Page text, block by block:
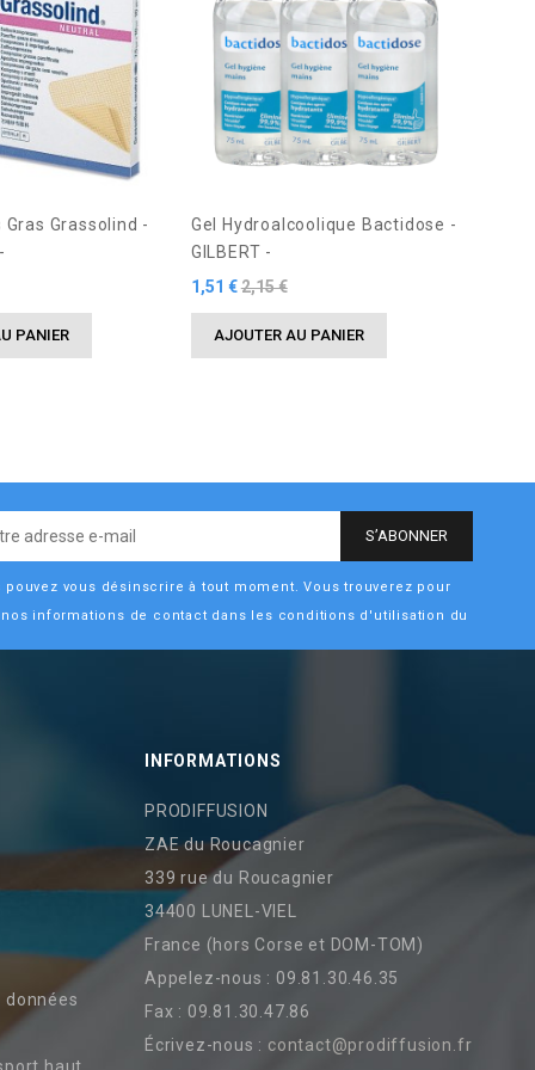
Grassolind -
PANIER
Gel Hydroalcoolique Bactidose -
GILBERT -
Prix
1,51 €Prix
de
base
2,15 €
AJOUTER AU PANIER
pouvez vous désinscrire à tout moment. Vous trouverez pour
informations de contact dans les conditions d'utilisation du
INFORMATIONS
PRODIFFUSION
ZAE du Roucagnier
339 rue du Roucagnier
34400 LUNEL-VIEL
France (hors Corse et DOM-TOM)
Appelez-nous : 09.81.30.46.35
Fax : 09.81.30.47.86
Écrivez-nous : contact@prodiffusion.fr